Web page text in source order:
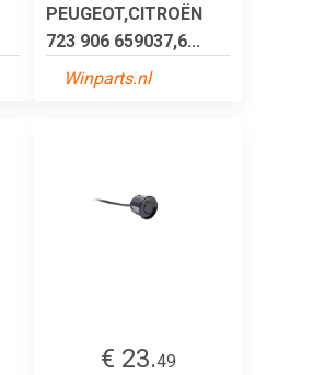
PEUGEOT,CITROËN
723 906 659037,6...
Winparts.nl
€ 23.49